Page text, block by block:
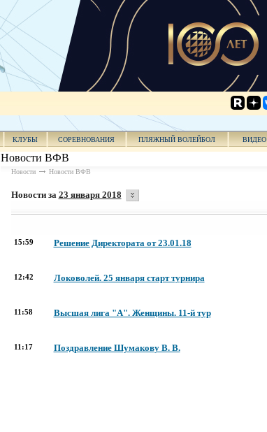
КЛУБЫ СОРЕВНОВАНИЯ ПЛЯЖНЫЙ ВОЛЕЙБОЛ ВИДЕО
Новости ВФВ
Новости Новости ВФВ
Новости за 23 января 2018
15:59 Решение Директората от 23.01.18
12:42 Локоволей. 25 января старт турнира
11:58 Высшая лига "А". Женщины. 11-й тур
11:17 Поздравление Шумакову В. В.